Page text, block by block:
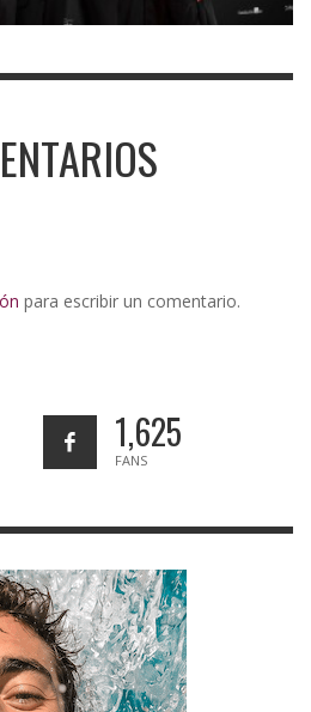
para escribir un comentario.
1,625
FANS